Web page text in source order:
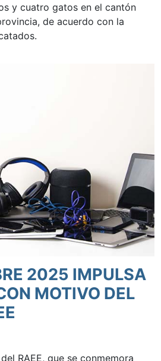
y cuatro gatos en el cantón
de acuerdo con la
2025 IMPULSA
MOTIVO DEL
RAEE, que se conmemora